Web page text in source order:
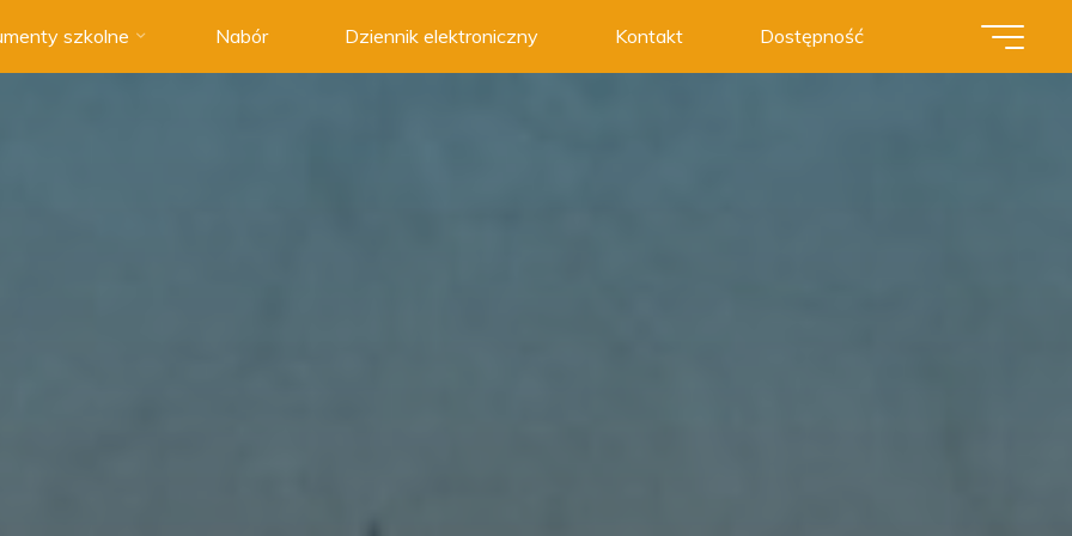
szkolne Nabór Dziennik elektroniczny Kontakt Dostępność